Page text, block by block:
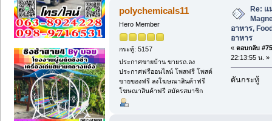
อาหาร, Food Grade, วัตถุเจือปนอาหา
polychemicals11
Hero Member
กระทู้: 5157
ประกาศขายบ้าน ขายรถ.ลง
ประกาศฟรีออนไลน์ โพสฟรี โพสต์
ขายของฟรี ลงโฆษณาสินค้าฟรี
โฆษณาสินค้าฟรี สมัครสมาชิก
Re: แ
อาหาร,
อาหาร
« ตอบกลับ
22:13:55 น. »
ดันกระทู้